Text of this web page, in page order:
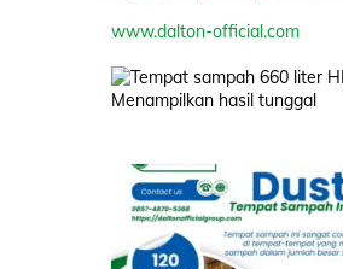
www.dalton-official.com
Menampilkan hasil tunggal